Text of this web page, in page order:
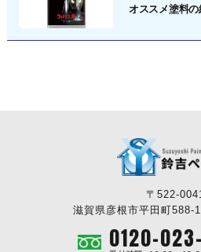
オススメ塗料
〒522-
滋賀県彦根市平田町588-
0120-